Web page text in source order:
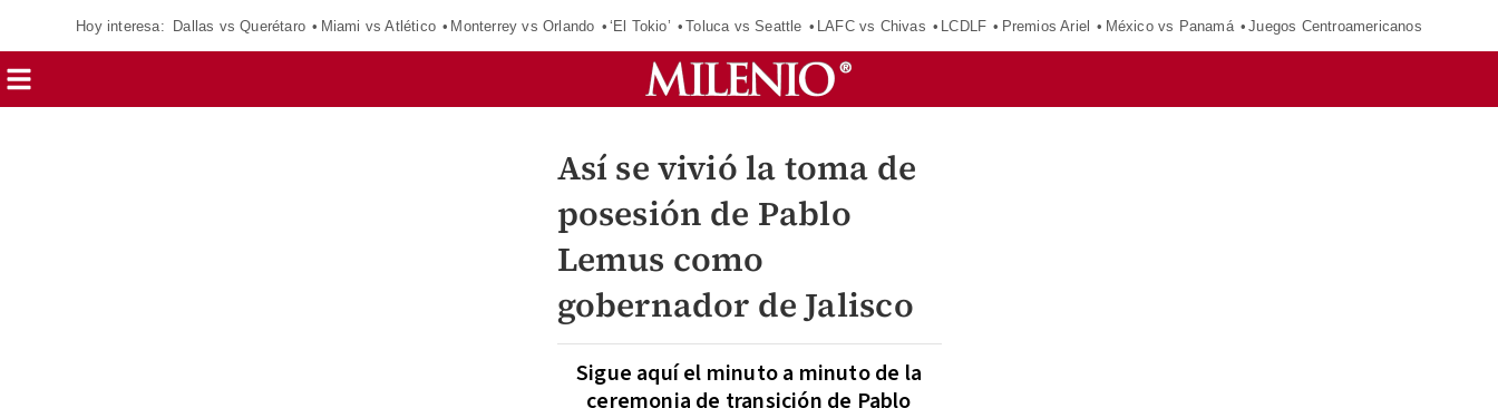
Hoy interesa: Dallas vs Querétaro Miami vs Atlético Monterrey vs Orlando ‘El Tokio’ Toluca vs Seattle LAFC vs Chivas LCDLF Premios Ariel México vs Panamá Juegos Centroamericanos
Así se vivió la toma de
posesión de Pablo
Lemus como
gobernador de Jalisco
Sigue aquí el minuto a minuto de la
ceremonia de transición de Pablo